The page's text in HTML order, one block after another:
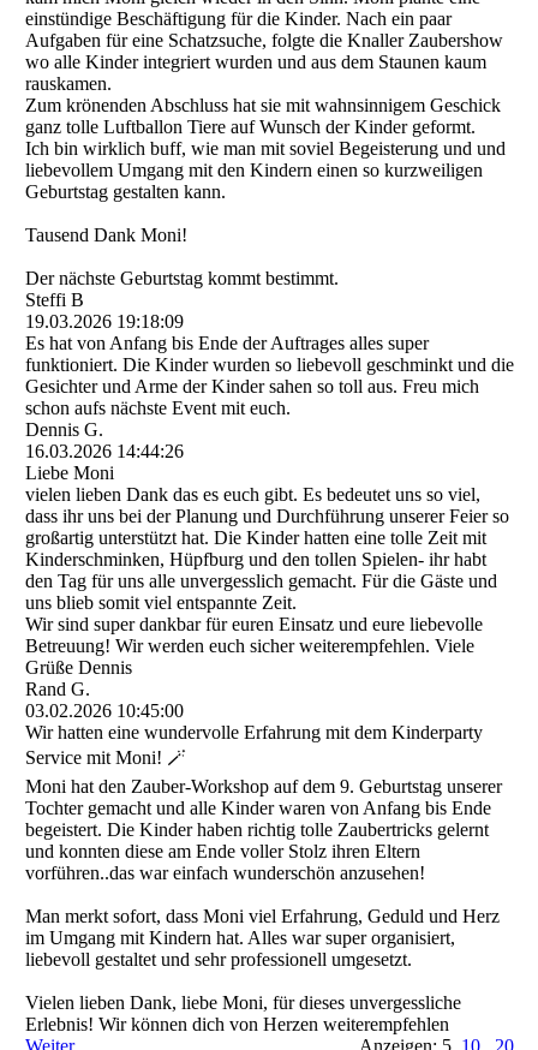
einstündige Beschäftigung für die Kinder. Nach ein paar
Aufgaben für eine Schatzsuche, folgte die Knaller Zaubershow
wo alle Kinder integriert wurden und aus dem Staunen kaum
rauskamen.
Zum krönenden Abschluss hat sie mit wahnsinnigem Geschick
ganz tolle Luftballon Tiere auf Wunsch der Kinder geformt.
Ich bin wirklich buff, wie man mit soviel Begeisterung und und
liebevollem Umgang mit den Kindern einen so kurzweiligen
Geburtstag gestalten kann.
Tausend Dank Moni!
Der nächste Geburtstag kommt bestimmt.
Steffi B
19.03.2026 19:18:09
Es hat von Anfang bis Ende der Auftrages alles super
funktioniert. Die Kinder wurden so liebevoll geschminkt und die
Gesichter und Arme der Kinder sahen so toll aus. Freu mich
schon aufs nächste Event mit euch.
Dennis G.
16.03.2026 14:44:26
Liebe Moni
vielen lieben Dank das es euch gibt. Es bedeutet uns so viel,
dass ihr uns bei der Planung und Durchführung unserer Feier so
großartig unterstützt hat. Die Kinder hatten eine tolle Zeit mit
Kinderschminken, Hüpfburg und den tollen Spielen- ihr habt
den Tag für uns alle unvergesslich gemacht. Für die Gäste und
uns blieb somit viel entspannte Zeit.
Wir sind super dankbar für euren Einsatz und eure liebevolle
Betreuung! Wir werden euch sicher weiterempfehlen. Viele
Grüße Dennis
Rand G.
03.02.2026 10:45:00
Wir hatten eine wundervolle Erfahrung mit dem Kinderparty
Service mit Moni! 🪄
Moni hat den Zauber-Workshop auf dem 9. Geburtstag unserer
Tochter gemacht und alle Kinder waren von Anfang bis Ende
begeistert. Die Kinder haben richtig tolle Zaubertricks gelernt
und konnten diese am Ende voller Stolz ihren Eltern
vorführen..das war einfach wunderschön anzusehen!
Man merkt sofort, dass Moni viel Erfahrung, Geduld und Herz
im Umgang mit Kindern hat. Alles war super organisiert,
liebevoll gestaltet und sehr professionell umgesetzt.
Vielen lieben Dank, liebe Moni, für dieses unvergessliche
Erlebnis! Wir können dich von Herzen weiterempfehlen